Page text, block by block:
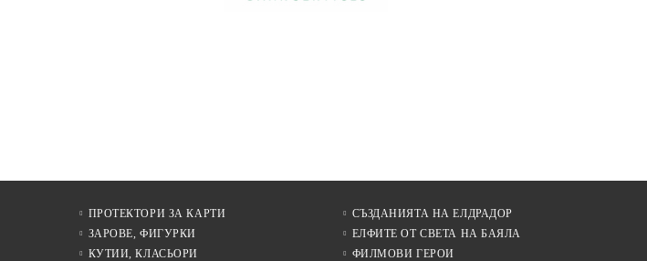
ПРОТЕКТОРИ ЗА КАРТИ
ЗАРОВЕ, ФИГУРКИ
КУТИИ, КЛАСЬОРИ
СЪЗДАНИЯТА НА ЕЛДРАДОР
ЕЛФИТЕ ОТ СВЕТА НА БАЯЛА
ФИЛМОВИ ГЕРОИ